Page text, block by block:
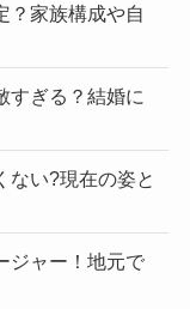
？家族構成や自
すぎる？結婚に
ない?現在の姿と
ジャー！地元で